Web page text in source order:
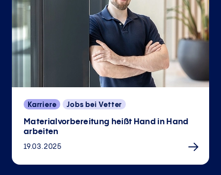
Karriere Jobs bei Vetter
Materialvorbereitung heißt Hand in Hand
arbeiten
19.03.2025